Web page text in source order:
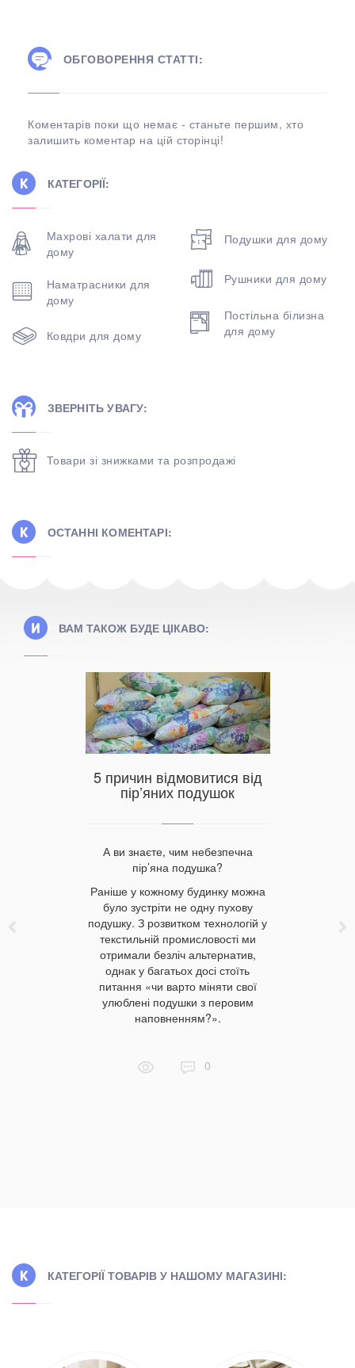
ОБГОВОРЕННЯ СТАТТІ:
Коментарів поки що немає - станьте першим, хто
залишить коментар на цій сторінці!
КАТЕГОРІЇ:
Махрові халати для
дому
Наматрасники для
дому
Ковдри для дому
Подушки для дому
Рушники для дому
Постільна білизна
для дому
ЗВЕРНІТЬ УВАГУ:
Товари зі знижками та розпродажі
ОСТАННІ КОМЕНТАРІ:
ВАМ ТАКОЖ БУДЕ ЦІКАВО:
5 причин відмовитися від
пір’яних подушок
А ви знаєте, чим небезпечна
пір’яна подушка?
Раніше у кожному будинку можна
було зустріти не одну пухову
подушку. З розвитком технологій у
текстильній промисловості ми
отримали безліч альтернатив,
однак у багатьох досі стоїть
питання «чи варто міняти свої
улюблені подушки з перовим
наповненням?».
0
КАТЕГОРІЇ ТОВАРІВ У НАШОМУ МАГАЗИНІ: